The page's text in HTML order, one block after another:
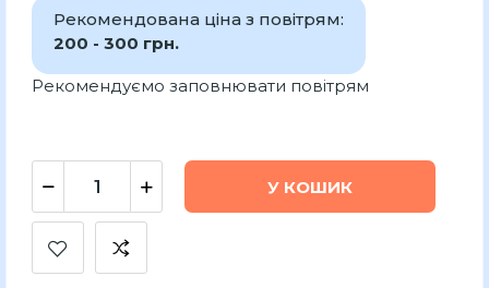
Рекомендована ціна з повітрям:
200 - 300 грн.
Рекомендуємо заповнювати повітрям
У КОШИК